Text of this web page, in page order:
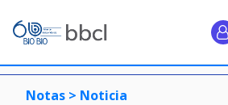
Notas > Noticia